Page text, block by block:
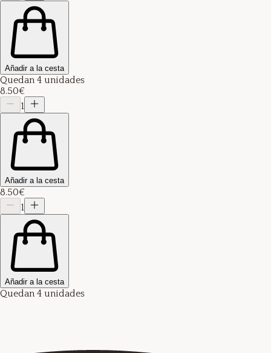
Añadir a la cesta
Quedan 4 unidades
8.50€
1
Añadir a la cesta
8.50€
1
Añadir a la cesta
Quedan 4 unidades